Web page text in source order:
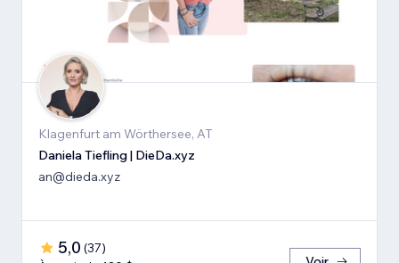
Klagenfurt am Wörthersee, AT
Daniela Tiefling | DieDa.xyz
an@dieda.xyz
5,0 (37)